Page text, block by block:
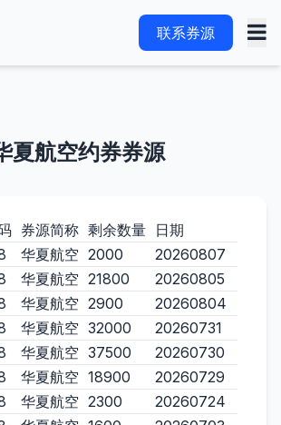
联系券源
夏航空约券券源
券源简称 剩余数量 日期
华夏航空 2000
20260807
华夏航空 21800
20260805
华夏航空 2900
20260804
华夏航空 32000
20260731
华夏航空 37500
20260730
华夏航空 18900
20260729
华夏航空 2300
20260724